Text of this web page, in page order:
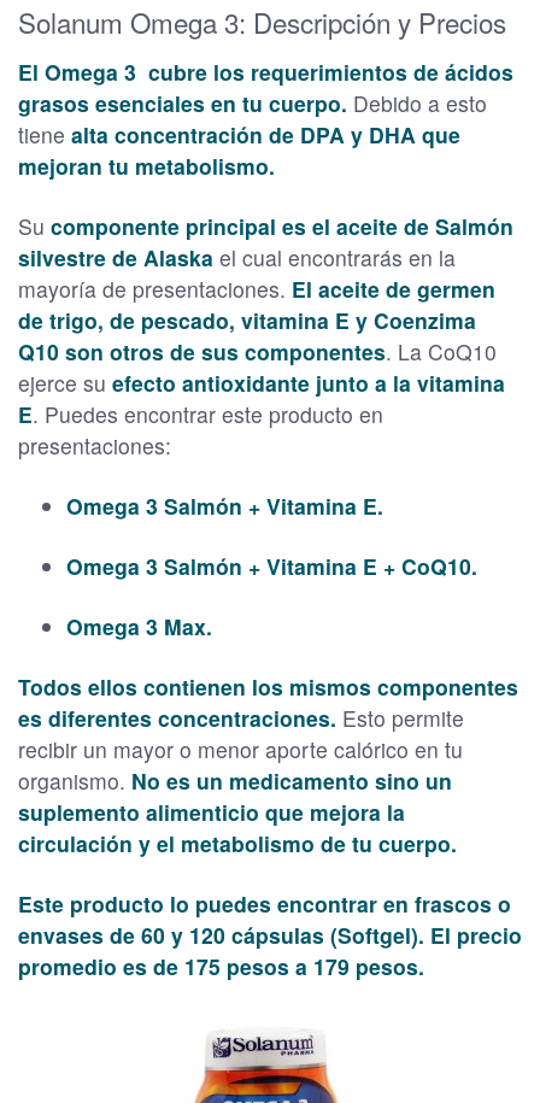
Solanum Omega 3: Descripción y Precios
El Omega 3 cubre los requerimientos de ácidos
grasos esenciales en tu cuerpo. Debido a esto
tiene alta concentración de DPA y DHA que
mejoran tu metabolismo.
Su componente principal es el aceite de Salmón
silvestre de Alaska el cual encontrarás en la
mayoría de presentaciones. El aceite de germen
de trigo, de pescado, vitamina E y Coenzima
Q10 son otros de sus componentes. La CoQ10
ejerce su efecto antioxidante junto a la vitamina
E. Puedes encontrar este producto en
presentaciones:
Omega 3 Salmón + Vitamina E.
Omega 3 Salmón + Vitamina E + CoQ10.
Omega 3 Max.
Todos ellos contienen los mismos componentes
es diferentes concentraciones. Esto permite
recibir un mayor o menor aporte calórico en tu
organismo. No es un medicamento sino un
suplemento alimenticio que mejora la
circulación y el metabolismo de tu cuerpo.
Este producto lo puedes encontrar en frascos o
envases de 60 y 120 cápsulas (Softgel). El precio
promedio es de 175 pesos a 179 pesos.